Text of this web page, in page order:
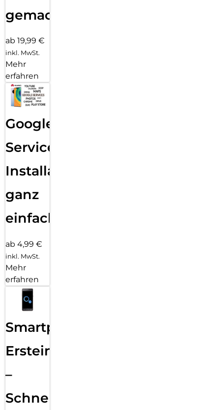
gemacht!
ab 19,99 €
inkl. MwSt.
Mehr
erfahren
Google
Services
Installation
ganz
einfach
ab 4,99 €
inkl. MwSt.
Mehr
erfahren
Smartphone
Ersteinrichtung
–
Schnelle